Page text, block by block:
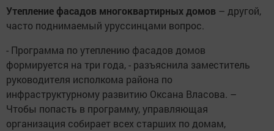
Утепление фасадов многоквартирных домов – другой,
часто поднимаемый уруссинцами вопрос.
- Программа по утеплению фасадов домов
формируется на три года, - разъяснила заместитель
руководителя исполкома района по
инфраструктурному развитию Оксана Власова. –
Чтобы попасть в программу, управляющая
организация собирает всех старших по домам,